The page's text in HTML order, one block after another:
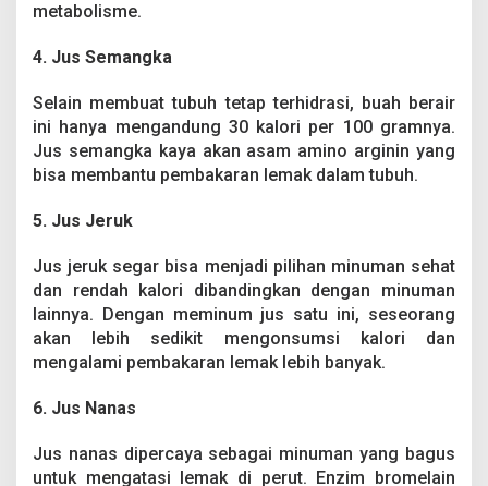
metabolisme.
4. Jus Semangka
Selain membuat tubuh tetap terhidrasi, buah berair
ini hanya mengandung 30 kalori per 100 gramnya.
Jus semangka kaya akan asam amino arginin yang
bisa membantu pembakaran lemak dalam tubuh.
5. Jus Jeruk
Jus jeruk segar bisa menjadi pilihan minuman sehat
dan rendah kalori dibandingkan dengan minuman
lainnya. Dengan meminum jus satu ini, seseorang
akan lebih sedikit mengonsumsi kalori dan
mengalami pembakaran lemak lebih banyak.
6. Jus Nanas
Jus nanas dipercaya sebagai minuman yang bagus
untuk mengatasi lemak di perut. Enzim bromelain